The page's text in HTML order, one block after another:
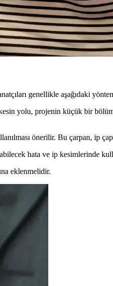
öğrenme sürecinin keyifli
Kesişimi
yoğun çalışma ve teknik
genellikle aşağıdaki
yolu, projenin küçük bir
önerilir. Bu çarpan, ip
hata ve ip kesimlerinde
eklenmelidir.